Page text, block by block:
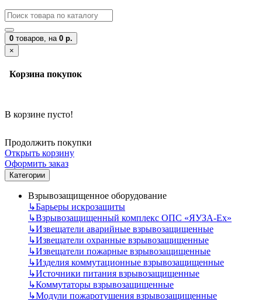
0 товаров, на 0 р.
×
Корзина покупок
В корзине пусто!
Продолжить покупки
Открыть корзину
Оформить заказ
Категории
Взрывозащищенное оборудование
↳Барьеры искрозащиты
↳Взрывозащищенный комплекс ОПС «ЯУЗА-Ех»
↳Извещатели аварийные взрывозащищенные
↳Извещатели охранные взрывозащищенные
↳Извещатели пожарные взрывозащищенные
↳Изделия коммутационные взрывозащищенные
↳Источники питания взрывозащищенные
↳Коммутаторы взрывозащищенные
↳Модули пожаротушения взрывозащищенные